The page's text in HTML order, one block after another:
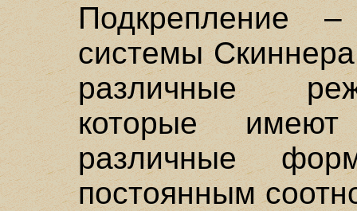
Подкрепление
системы
различные
которые имеют
различные
постоянным